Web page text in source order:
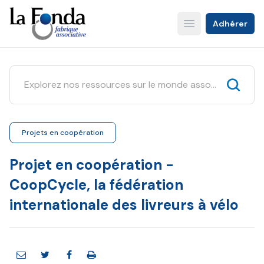
Aller
au
contenu
principal
Open main menu
Adhérer
Projets en coopération
Projet en coopération -
CoopCycle, la fédération
internationale des livreurs à vélo